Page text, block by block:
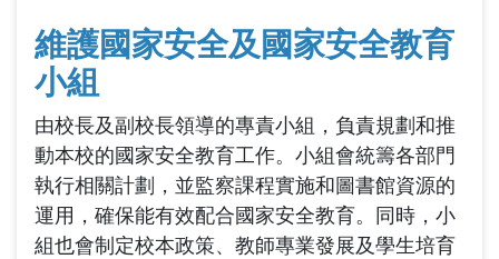
維護國家安全及國家安全教育
小組
由校長及副校長領導的專責小組，負責規劃和推
動本校的國家安全教育工作。小組會統籌各部門
執行相關計劃，並監察課程實施和圖書館資源的
運用，確保能有效配合國家安全教育。同時，小
組也會制定校本政策、教師專業發展及學生培育